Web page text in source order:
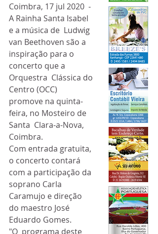
Coimbra, 17 jul 2020  -
A Rainha Santa Isabel
e a música de  Ludwig
van Beethoven são a
inspiração para o
concerto que a
Orquestra  Clássica do
Centro (OCC)
promove na quinta-
feira, no Mosteiro de
Santa  Clara-a-Nova,
Coimbra.
Com entrada gratuita,
o concerto contará
com a participação da
soprano Carla
Caramujo e direção
do maestro José
Eduardo Gomes.
"O  programa deste